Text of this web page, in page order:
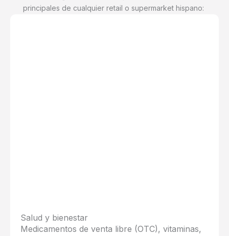
principales de cualquier retail o supermarket hispano:
Salud y bienestar
Medicamentos de venta libre (OTC), vitaminas,